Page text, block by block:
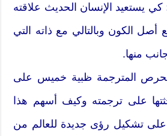
يستعيد الإنسان الحديث علاقته
أصل الكون وبالتالي مع ذاته التي
منها.
المترجمة ظبية خميس على
على ترجمته وكيف أسهم هذا
تشكيل رؤى جديدة للعالم من